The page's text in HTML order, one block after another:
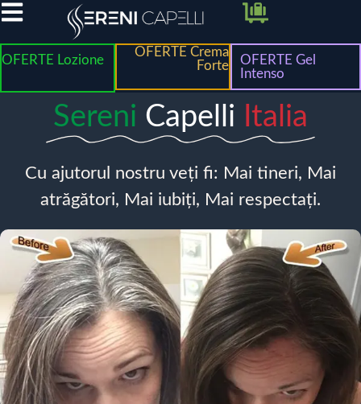
OFERTE Lozione
OFERTE Crema
Forte
OFERTE Gel
Intenso
Sereni Capelli Italia
Cu ajutorul nostru veți fi: Mai tineri, Mai
atrăgători, Mai iubiți, Mai respectați.